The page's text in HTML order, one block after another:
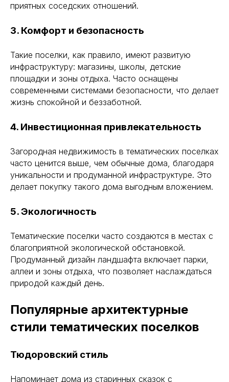
приятных соседских отношений.
3. Комфорт и безопасность
Такие поселки, как правило, имеют развитую
инфраструктуру: магазины, школы, детские
площадки и зоны отдыха. Часто оснащены
современными системами безопасности, что делает
жизнь спокойной и беззаботной.
4. Инвестиционная привлекательность
Загородная недвижимость в тематических поселках
часто ценится выше, чем обычные дома, благодаря
уникальности и продуманной инфраструктуре. Это
делает покупку такого дома выгодным вложением.
5. Экологичность
Тематические поселки часто создаются в местах с
благоприятной экологической обстановкой.
Продуманный дизайн ландшафта включает парки,
аллеи и зоны отдыха, что позволяет наслаждаться
природой каждый день.
Популярные архитектурные
стили тематических поселков
Тюдоровский стиль
Напоминает дома из старинных сказок с